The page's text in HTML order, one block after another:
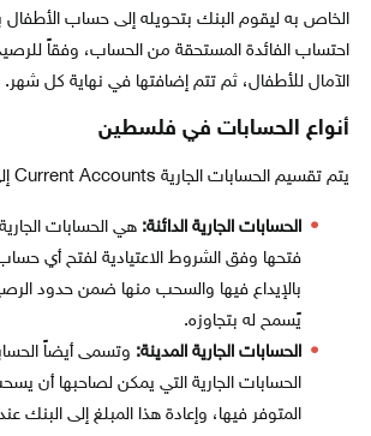
الخاص به ليقوم البنك بتحويله إلى حساب
احتساب الفائدة المستحقة من الحساب، وفقاً
الآمال للأطفال، ثم تتم إضافتها في نهاية كل شهر.
أنواع الحسابات في فلسطين
يتم تقسيم الحسابات الجارية Current Accounts إلى قسمين، هما:
الحسابات الجارية الدائنة: هي الحسابات
فتحها وفق الشروط الاعتيادية لفتح أي
بالإيداع فيها والسحب منها ضمن حدود
يًسمح له بتجاوزه.
الحسابات الجارية المدينة: وتسمى أيضاً
الحسابات الجارية التي يمكن لصاحبها أن
المتوفر فيها، وإعادة هذا المبلغ إلى البنك